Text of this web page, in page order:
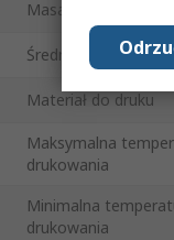
Masa
Średnica
Materiał do druku
Maksymalna
drukowania
Minimalna
drukowania